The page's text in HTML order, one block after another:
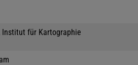
Institut für Kartographie